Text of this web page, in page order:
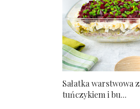
Sałatka warstwowa z
tuńczykiem i bu...